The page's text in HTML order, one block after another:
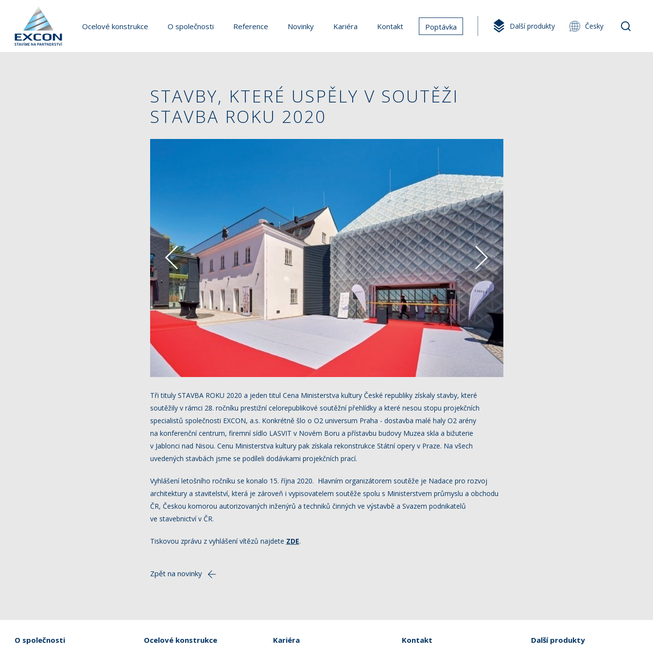
Ocelové konstrukce O společnosti Reference Novinky Kariéra Kontakt Poptávka Další produkty Česky
STAVBY, KTERÉ USPĚLY V SOUTĚŽI
STAVBA ROKU 2020
Tři tituly STAVBA ROKU 2020 a jeden titul Cena Ministerstva kultury České republiky získaly stavby, které
soutěžily v rámci 28. ročníku prestižní celorepublikové soutěžní přehlídky a které nesou stopu projekčních
specialistů společnosti EXCON, a.s. Konkrétně šlo o O2 universum Praha - dostavba malé haly O2 arény
na konferenční centrum, firemní sídlo LASVIT v Novém Boru a přístavbu budovy Muzea skla a bižuterie
v Jablonci nad Nisou. Cenu Ministerstva kultury pak získala rekonstrukce Státní opery v Praze. Na všech
uvedených stavbách jsme se podíleli dodávkami projekčních prací.
Vyhlášení letošního ročníku se konalo 15. října 2020. Hlavním organizátorem soutěže je Nadace pro rozvoj
architektury a stavitelství, která je zároveň i vypisovatelem soutěže spolu s Ministerstvem průmyslu a obchodu
ČR, Českou komorou autorizovaných inženýrů a techniků činných ve výstavbě a Svazem podnikatelů
ve stavebnictví v ČR.
Tiskovou zprávu z vyhlášení vítězů najdete ZDE.
Zpět na novinky
O společnosti Ocelové konstrukce Kariéra Kontakt Další produkty